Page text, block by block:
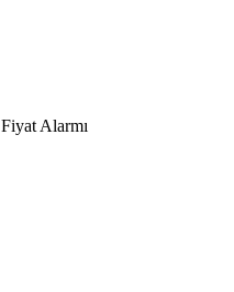
Fiyat Alarmı